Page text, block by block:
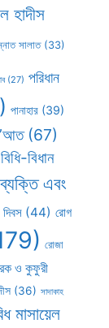
হাদীস
সালাত(33)
(27) পরিধান
পানাহার (39)
(67)
বিধান
এবং
(44) রোগ
রোজা
ও কুফুরী
(36) সাদাকাহ
মাসায়েল